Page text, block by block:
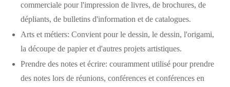
commerciale pour l'impression de livres, de brochures, de
dépliants, de bulletins d'information et de catalogues.
Arts et métiers: Convient pour le dessin, le dessin, l'origami,
la découpe de papier et d'autres projets artistiques.
Prendre des notes et écrire: couramment utilisé pour prendre
des notes lors de réunions, conférences et conférences en